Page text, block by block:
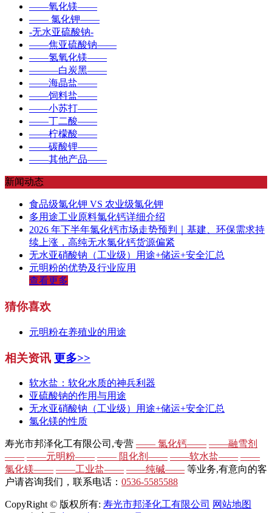
——氧化镁——
—— 氯化钾——
-无水亚硫酸钠-
——焦亚硫酸钠——
——氢氧化镁——
———白炭黑——
——海晶盐——
——饲料盐——
——小苏打——
——丁二酸——
——柠檬酸——
——碳酸锂——
——其他产品——
新闻动态
食品级氯化钾 VS 农业级氯化钾
多用途工业原料氯化钙详细介绍
2026 年下半年氯化钙市场走势预判｜基建、环保需求持
续上涨，高纯无水氯化钙货源偏紧
无水亚硝酸钠（工业级）用途+储运+安全汇总
元明粉的优势及行业应用
查看更多
猜你喜欢
元明粉在养殖业的用途
相关资讯 更多>>
软水盐：软化水质的神兵利器
亚硫酸钠的作用与用途
无水亚硝酸钠（工业级）用途+储运+安全汇总
氯化镁的性质
寿光市邦泽化工有限公司,专营 —— 氯化钙—— ——融雪剂
—— ——元明粉—— —— 阻化剂—— ——软水盐—— ——
氯化镁—— ——工业盐—— ——纯碱—— 等业务,有意向的客
户请咨询我们，联系电话： 0536-5585588
CopyRight © 版权所有: 寿光市邦泽化工有限公司 网站地图